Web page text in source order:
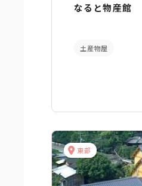
なると物産館
土産物屋
東部